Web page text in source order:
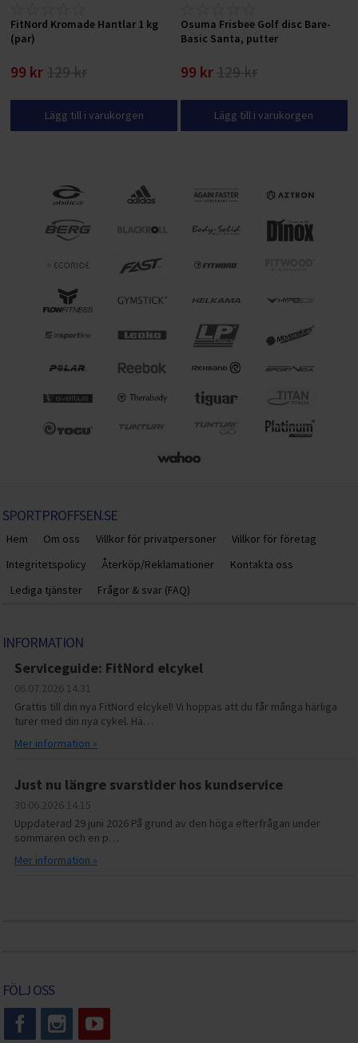
FitNord Kromade Hantlar 1 kg
(par)
99 kr 129 kr
Lägg till i varukorgen
Osuma Frisbee Golf disc Bare-
Basic Santa, putter
99 kr129 kr
Lägg till i varukorgen
SPORTPROFFSEN.SE
Hem Om oss Villkor för privatpersoner
Villkor för företag
Integritetspolicy
Återköp/Reklamationer
Kontakta oss
Lediga tjänster
Frågor & svar (FAQ)
INFORMATION
Serviceguide: FitNord elcykel
06.07.2026 14.31
Grattis till din nya FitNord elcykel! Vi hoppas att du får många härliga
turer med din nya cykel. Hä…
Mer information »
Just nu längre svarstider hos kundservice
30.06.2026 14.15
Uppdaterad 29 juni 2026 På grund av den höga efterfrågan under
sommaren och en p…
Mer information »
FÖLJ OSS